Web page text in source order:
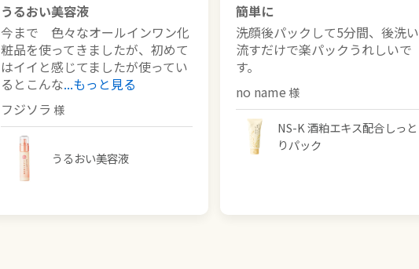
うるおい美容液
今まで 色々なオールインワン化
粧品を使ってきましたが、初めて
はイイと感じてましたが使ってい
るとこんな...もっと見る
フジソラ
うるおい美容液
簡単に
洗顔後パックして5分間、後洗い
流すだけで楽パックうれしいで
す。
no name
NS-K 酒粕エキス配合しっと
りパック